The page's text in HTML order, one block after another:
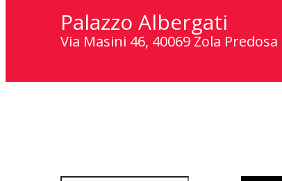
Palazzo Albergati
Via Masini 46, 40069 Zola Predosa